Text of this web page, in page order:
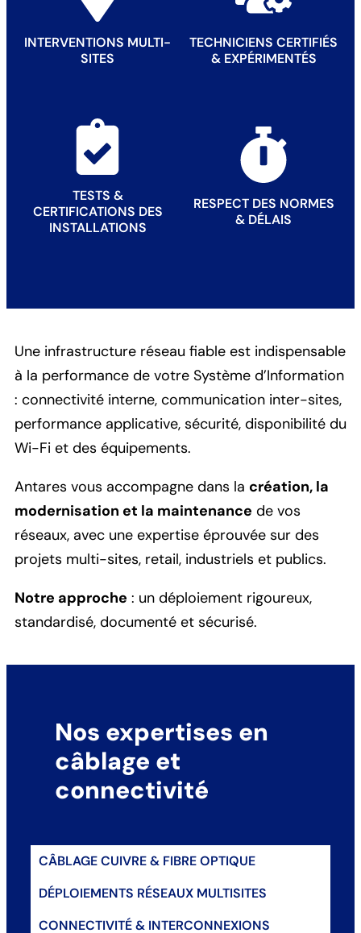
INTERVENTIONS MULTI-
SITES
TECHNICIENS CERTIFIÉS
& EXPÉRIMENTÉS
TESTS &
CERTIFICATIONS DES
INSTALLATIONS
RESPECT DES NORMES
& DÉLAIS
Une infrastructure réseau fiable est indispensable
à la performance de votre Système d’Information
: connectivité interne, communication inter-sites,
performance applicative, sécurité, disponibilité du
Wi-Fi et des équipements.
Antares vous accompagne dans la création, la
modernisation et la maintenance de vos
réseaux, avec une expertise éprouvée sur des
projets multi-sites, retail, industriels et publics.
Notre approche : un déploiement rigoureux,
standardisé, documenté et sécurisé.
Nos expertises en
câblage et
connectivité
CÂBLAGE CUIVRE & FIBRE OPTIQUE
DÉPLOIEMENTS RÉSEAUX MULTISITES
CONNECTIVITÉ & INTERCONNEXIONS